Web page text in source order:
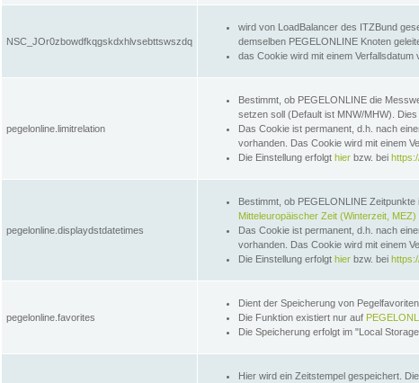
NSC_JOr0zbowdfkqgskdxhlvsebttswszdq
wird von LoadBalancer des ITZBund
demselben PEGELONLINE Knoten
das Cookie wird mit einem Verfallsdatum
pegelonline.limitrelation
Bestimmt, ob PEGELONLINE die
setzen soll (Default ist MNW/MHW).
Das Cookie ist permanent, d.h. nach
vorhanden. Das Cookie wird mit einem
Die Einstellung erfolgt hier bzw. bei
pegelonline.displaydstdatetimes
Bestimmt, ob PEGELONLINE Zeitpunkte
Mitteleuropäischer Zeit (Winterzeit, MEZ)
Das Cookie ist permanent, d.h. nach
vorhanden. Das Cookie wird mit einem
Die Einstellung erfolgt hier bzw. bei
pegelonline.favorites
Dient der Speicherung von
Die Funktion existiert nur auf
Die Speicherung erfolgt im "Local
Hier wird ein Zeitstempel gespeichert.